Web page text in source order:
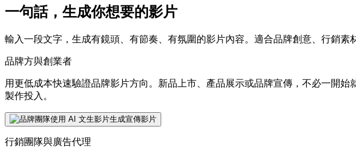
一句話，生成你想要的影片
輸入一段文字，生成有鏡頭、有節奏、有氛圍的影片內容。適合品牌創意、行銷素
品牌方與創業者
用更低成本快速驗證品牌影片方向。新品上市、產品展示或品牌宣傳，不必一開
製作投入。
行銷團隊與廣告代理